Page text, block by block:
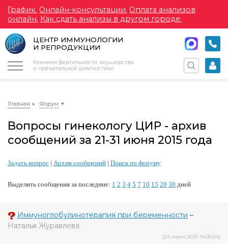
График. Онлайн-консультации. Оплата анализов
онлайн. Как сдать анализы в другом городе.
ЦЕНТР ИММУНОЛОГИИ
И РЕПРОДУКЦИИ
Клиники фертильности, акушерства
и пренатальной диагностики
Главная Форум
Вопросы гинекологу ЦИР - архив
сообщений за 21-31 июня 2015 года
Задать вопрос | Архив сообщений | Поиск по форуму
Выделить сообщения за последние: 1 2 3 4 5 7 10 15 20 30 дней
Иммуноглобулинотерапия при беременности –
Наталья Журавлева
(24 июня 2015 14:00:04)